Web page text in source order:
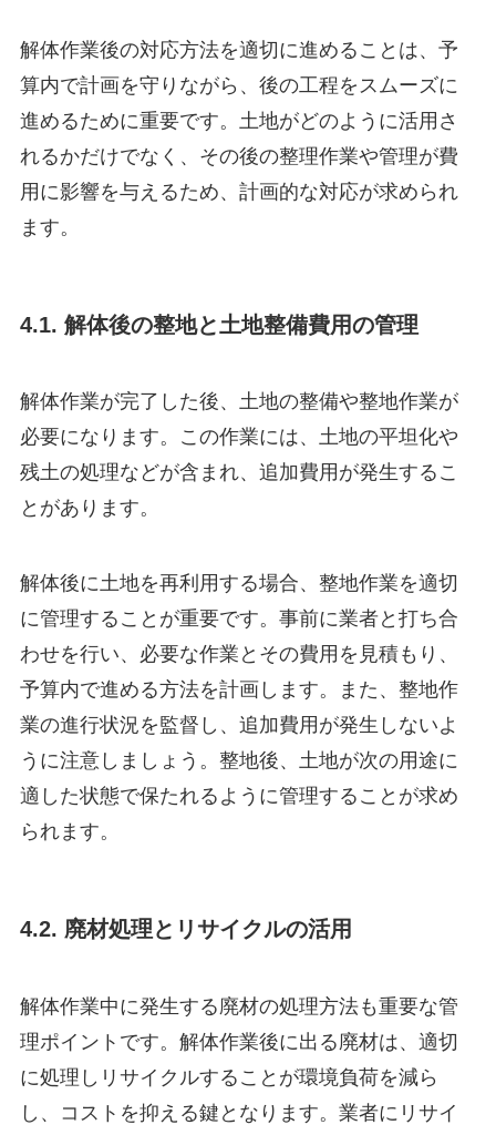
解体作業後の対応方法を適切に進めることは、予
算内で計画を守りながら、後の工程をスムーズに
進めるために重要です。土地がどのように活用さ
れるかだけでなく、その後の整理作業や管理が費
用に影響を与えるため、計画的な対応が求められ
ます。
4.1. 解体後の整地と土地整備費用の管理
解体作業が完了した後、土地の整備や整地作業が
必要になります。この作業には、土地の平坦化や
残土の処理などが含まれ、追加費用が発生するこ
とがあります。
解体後に土地を再利用する場合、整地作業を適切
に管理することが重要です。事前に業者と打ち合
わせを行い、必要な作業とその費用を見積もり、
予算内で進める方法を計画します。また、整地作
業の進行状況を監督し、追加費用が発生しないよ
うに注意しましょう。整地後、土地が次の用途に
適した状態で保たれるように管理することが求め
られます。
4.2. 廃材処理とリサイクルの活用
解体作業中に発生する廃材の処理方法も重要な管
理ポイントです。解体作業後に出る廃材は、適切
に処理しリサイクルすることが環境負荷を減ら
し、コストを抑える鍵となります。業者にリサイ